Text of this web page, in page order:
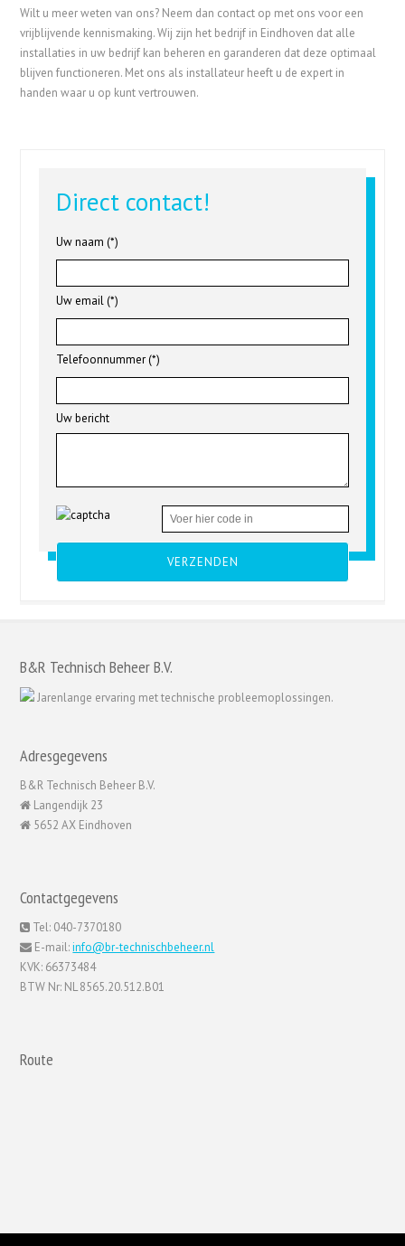
Wilt u meer weten van ons? Neem dan contact op met ons voor een
vrijblijvende kennismaking. Wij zijn het bedrijf in Eindhoven dat alle
installaties in uw bedrijf kan beheren en garanderen dat deze optimaal
blijven functioneren. Met ons als installateur heeft u de expert in
handen waar u op kunt vertrouwen.
Direct contact!
Uw naam (*)
Uw email (*)
Telefoonnummer (*)
Uw bericht
B&R Technisch Beheer B.V.
Jarenlange ervaring met technische probleemoplossingen.
Adresgegevens
B&R Technisch Beheer B.V.
Langendijk 23
5652 AX Eindhoven
Contactgegevens
Tel: 040-7370180
E-mail:info@br-technischbeheer.nl
KVK: 66373484
BTW Nr: NL 8565.20.512.B01
Route